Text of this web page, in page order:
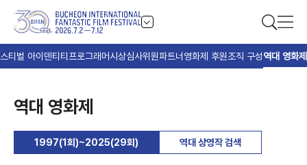
티벌 아이덴티티 프로그래머시상심사위원파트너 영화제 후원조직 구성역대 영화제
역대 영화제
1997(1회)~2025(29회) 역대 상영작 검색